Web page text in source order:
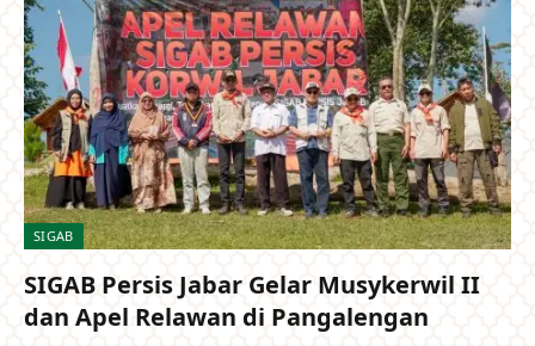
SIGAB
SIGAB Persis Jabar Gelar Musykerwil II
dan Apel Relawan di Pangalengan